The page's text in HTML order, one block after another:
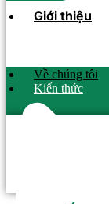
Giới thiệu
Về chúng tôi
Kiến thức